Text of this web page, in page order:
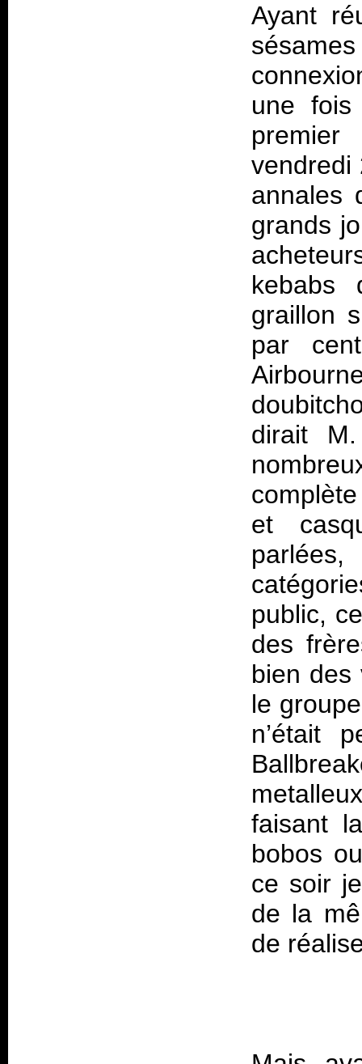
Ayant
une
vendredi
annales
grands
kebabs
graillon
par
dirait
et
public,
des
bien des
le
n’était
faisant
bobos
ce soir
de la